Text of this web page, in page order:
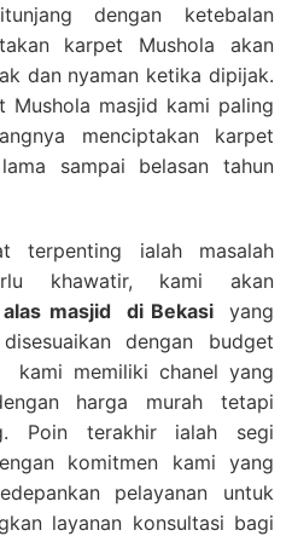
dengan ketebalan
karpet Mushola akan
dan nyaman ketika dipijak.
Mushola masjid kami paling
menciptakan karpet
sampai belasan tahun
terpenting ialah masalah
khawatir, kami akan
masjid di Bekasiyang
dengan budget
kami memiliki chanel yang
harga murah tetapi
Poin terakhir ialah segi
komitmen kami yang
pelayanan untuk
layanan konsultasi bagi